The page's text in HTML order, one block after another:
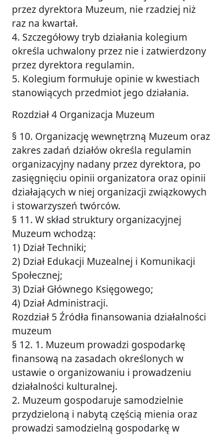
przez dyrektora Muzeum, nie rzadziej niż
raz na kwartał.
4. Szczegółowy tryb działania kolegium
określa uchwalony przez nie i zatwierdzony
przez dyrektora regulamin.
5. Kolegium formułuje opinie w kwestiach
stanowiących przedmiot jego działania.
Rozdział 4 Organizacja Muzeum
§ 10. Organizację wewnętrzną Muzeum oraz
zakres zadań działów określa regulamin
organizacyjny nadany przez dyrektora, po
zasięgnięciu opinii organizatora oraz opinii
działających w niej organizacji związkowych
i stowarzyszeń twórców.
§ 11. W skład struktury organizacyjnej
Muzeum wchodzą:
1) Dział Techniki;
2) Dział Edukacji Muzealnej i Komunikacji
Społecznej;
3) Dział Głównego Księgowego;
4) Dział Administracji.
Rozdział 5 Źródła finansowania działalności
muzeum
§ 12. 1. Muzeum prowadzi gospodarkę
finansową na zasadach określonych w
ustawie o organizowaniu i prowadzeniu
działalności kulturalnej.
2. Muzeum gospodaruje samodzielnie
przydzieloną i nabytą częścią mienia oraz
prowadzi samodzielną gospodarkę w